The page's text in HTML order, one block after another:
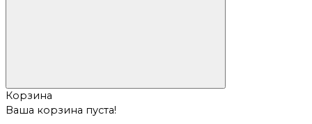
Корзина
Ваша корзина пуста!